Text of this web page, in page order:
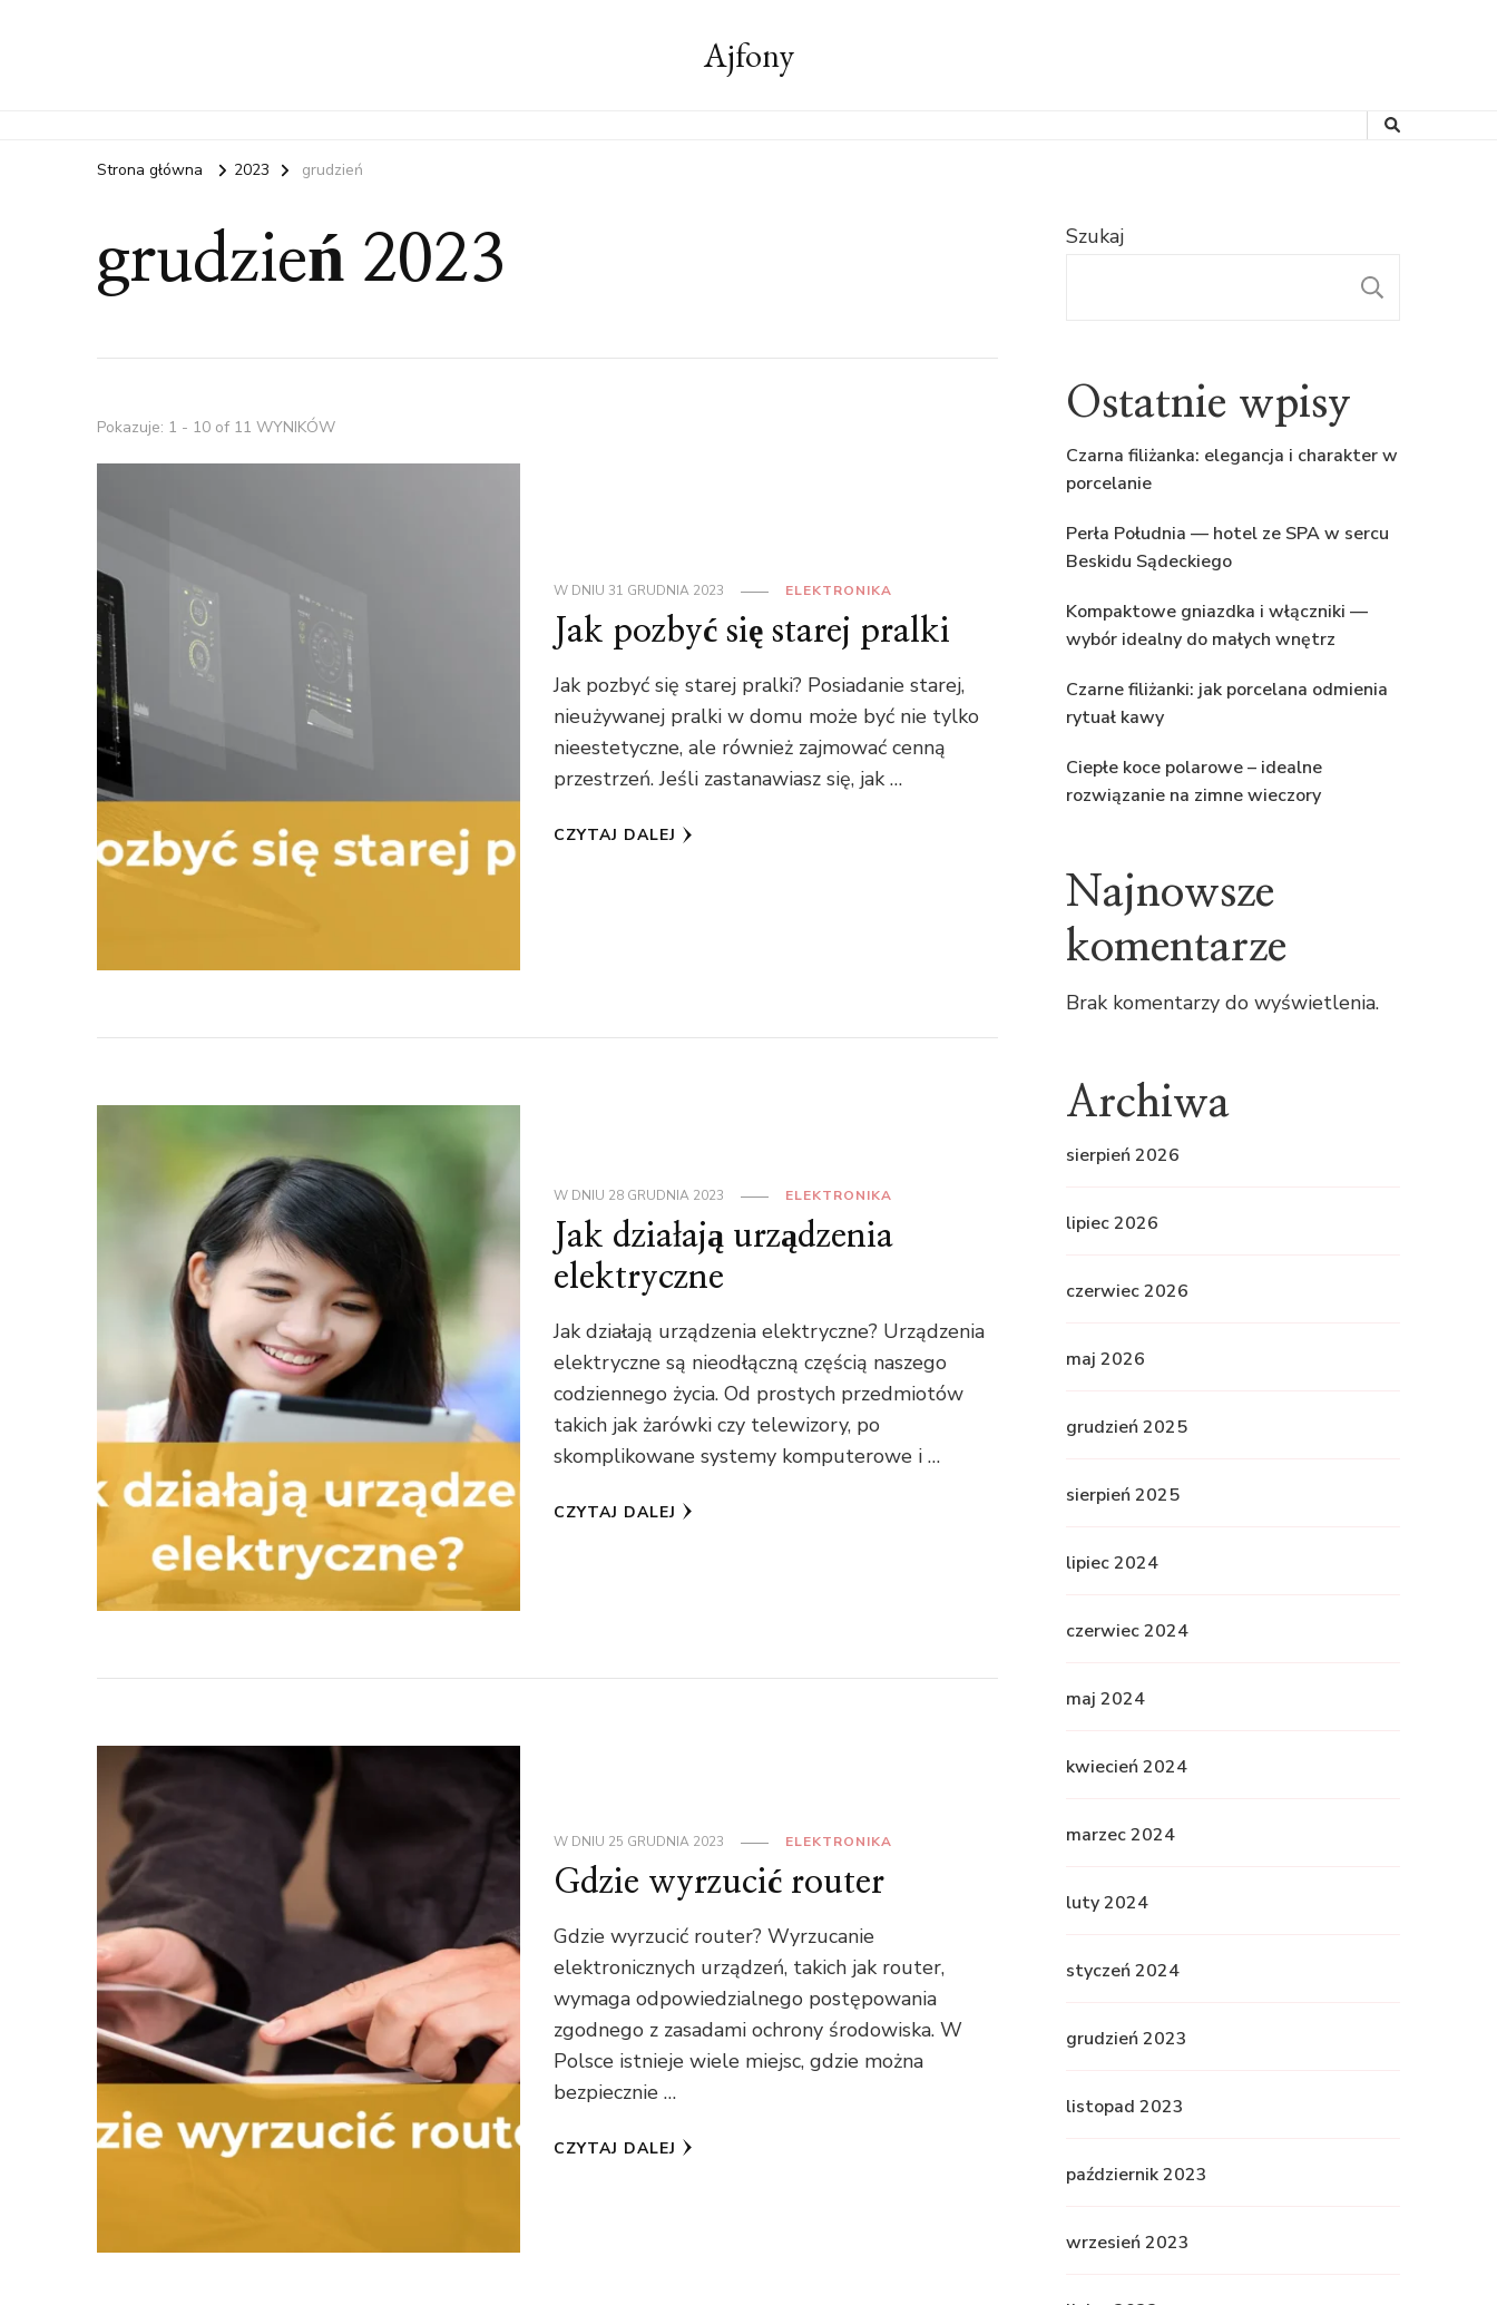
Ajfony
Strona główna 2023 grudzień
grudzień 2023
Pokazuje: 1 - 10 of 11 WYNIKÓW
W DNIU 31 GRUDNIA 2023 ELEKTRONIKA
Jak pozbyć się starej pralki
Jak pozbyć się starej pralki? Posiadanie starej,
nieużywanej pralki w domu może być nie tylko
nieestetyczne, ale również zajmować cenną
przestrzeń. Jeśli zastanawiasz się, jak …
CZYTAJ DALEJ
W DNIU 28 GRUDNIA 2023 ELEKTRONIKA
Jak działają urządzenia
elektryczne
Jak działają urządzenia elektryczne? Urządzenia
elektryczne są nieodłączną częścią naszego
codziennego życia. Od prostych przedmiotów
takich jak żarówki czy telewizory, po
skomplikowane systemy komputerowe i …
CZYTAJ DALEJ
W DNIU 25 GRUDNIA 2023 ELEKTRONIKA
Gdzie wyrzucić router
Gdzie wyrzucić router? Wyrzucanie
elektronicznych urządzeń, takich jak router,
wymaga odpowiedzialnego postępowania
zgodnego z zasadami ochrony środowiska. W
Polsce istnieje wiele miejsc, gdzie można
bezpiecznie …
CZYTAJ DALEJ
Szukaj
Ostatnie wpisy
Czarna filiżanka: elegancja i charakter w
porcelanie
Perła Południa — hotel ze SPA w sercu
Beskidu Sądeckiego
Kompaktowe gniazdka i włączniki —
wybór idealny do małych wnętrz
Czarne filiżanki: jak porcelana odmienia
rytuał kawy
Ciepłe koce polarowe – idealne
rozwiązanie na zimne wieczory
Najnowsze
komentarze
Brak komentarzy do wyświetlenia.
Archiwa
sierpień 2026
lipiec 2026
czerwiec 2026
maj 2026
grudzień 2025
sierpień 2025
lipiec 2024
czerwiec 2024
maj 2024
kwiecień 2024
marzec 2024
luty 2024
styczeń 2024
grudzień 2023
listopad 2023
październik 2023
wrzesień 2023